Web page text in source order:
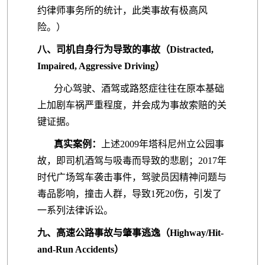
约律师事务所的统计，此类事故有极高风
险。）
八、司机自身行为导致的事故（Distracted,
Impaired, Aggressive Driving）
分心驾驶、酒驾或路怒症往往在原本基础
上加剧车祸严重程度，并会成为事故索赔的关
键证据。
真实案例：
上述2009年塔科尼州立公园事
故，即司机酒驾与吸毒而导致的悲剧；2017年
时代广场驾车袭击事件，驾驶员因精神问题与
毒品影响，撞击人群，导致1死20伤，引发了
一系列法律诉讼。
九、 高速公路事故与肇事逃逸（Highway/Hit-
and-Run Accidents）